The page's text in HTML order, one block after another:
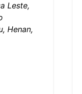
Leste,
Henan,